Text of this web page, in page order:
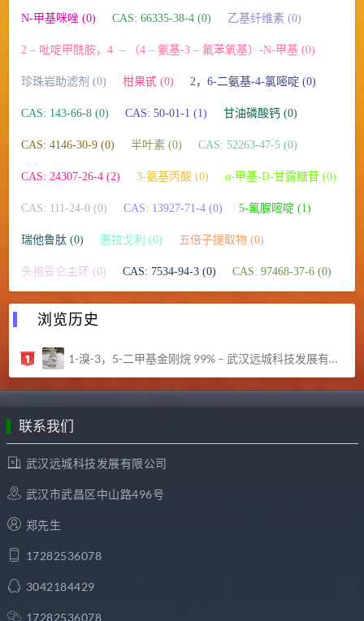
N-甲基咪唑 (0) CAS: 66335-38-4 (0) 乙基纤维素 (0)
2 – 吡啶甲酰胺，4 ​​ – （4 – 氨基-3 – 氟苯氧基）-N-甲基 (0)
珍珠岩助滤剂 (0) 柑果甙 (0) 2，6-二氨基-4-氯嘧啶 (0)
CAS: 143-66-8 (0) CAS: 50-01-1 (1) 甘油磷酸钙 (0)
CAS: 4146-30-9 (0) 半叶素 (0) CAS: 52263-47-5 (0)
CAS: 24307-26-4 (2) 3-氨基丙酸 (0) α-甲基-D-甘露糖苷 (0)
CAS: 111-24-0 (0) CAS: 13927-71-4 (0) 5-氟脲嘧啶 (1)
瑞他鲁肽 (0) 恶拉戈利 (0) 五倍子提取物 (0)
头孢妥仑主环 (0) CAS: 7534-94-3 (0) CAS: 97468-37-6 (0)
浏览历史
1-溴-3，5-二甲基金刚烷 99% – 武汉远城科技发展有限公司
联系我们
武汉远城科技发展有限公司
武汉市武昌区中山路496号
郑先生
17282536078
3042184429
17282536078